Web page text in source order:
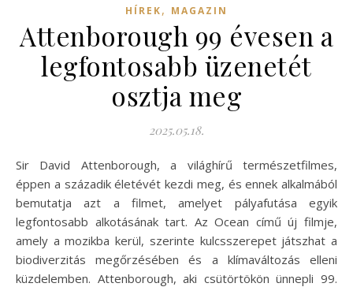
HÍREK, MAGAZIN
Attenborough 99 évesen a
legfontosabb üzenetét
osztja meg
2025.05.18.
Sir David Attenborough, a világhírű természetfilmes,
éppen a századik életévét kezdi meg, és ennek alkalmából
bemutatja azt a filmet, amelyet pályafutása egyik
legfontosabb alkotásának tart. Az Ocean című új filmje,
amely a mozikba kerül, szerinte kulcsszerepet játszhat a
biodiverzitás megőrzésében és a klímaváltozás elleni
küzdelemben. Attenborough, aki csütörtökön ünnepli 99.